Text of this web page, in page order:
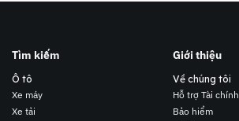
Tìm kiếm
Ô tô
Xe máy
Xe tải
Giới thiệu
Về chúng tôi
Hỗ trợ Tài chính
Bảo hiểm